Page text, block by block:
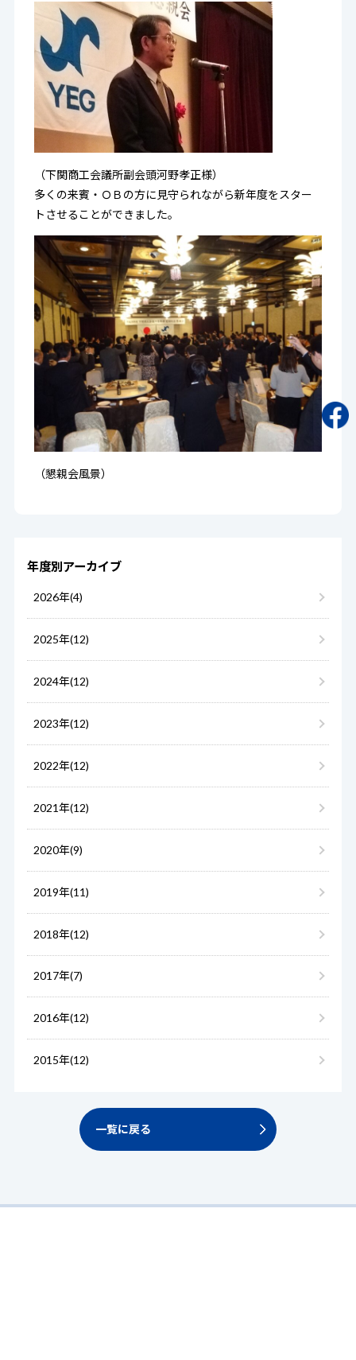
（下関商工会議所副会頭河野孝正様）
多くの来賓・ＯＢの方に見守られながら新年度をスター
トさせることができました。
（懇親会風景）
年度別アーカイブ
2026年(4)
2025年(12)
2024年(12)
2023年(12)
2022年(12)
2021年(12)
2020年(9)
2019年(11)
2018年(12)
2017年(7)
2016年(12)
2015年(12)
一覧に戻る